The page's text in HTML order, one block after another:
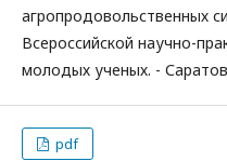
агропродовольственных
Всероссийской научно-
молодых ученых. -
pdf